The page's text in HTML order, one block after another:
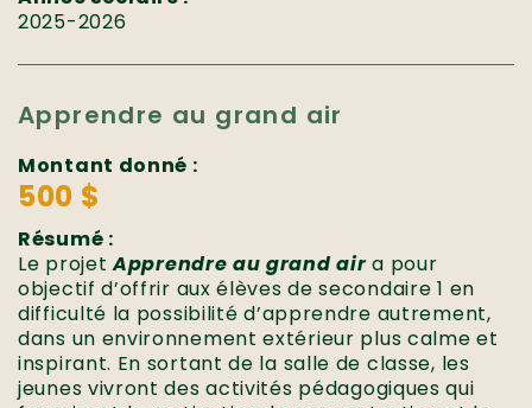
2025-2026
Apprendre au grand air
Montant donné :
500 $
Résumé :
Le projetApprendre au grand aira pour
objectif d’offrir aux élèves de secondaire 1 en
difficulté la possibilité d’apprendre autrement,
dans un environnement extérieur plus calme et
inspirant. En sortant de la salle de classe, les
jeunes vivront des activités pédagogiques qui